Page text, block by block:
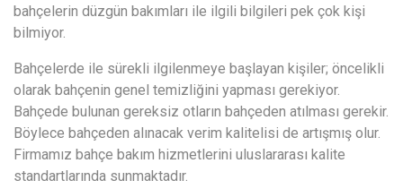
bahçelerin düzgün bakımları ile ilgili bilgileri pek çok kişi
bilmiyor.
Bahçelerde ile sürekli ilgilenmeye başlayan kişiler; öncelikli
olarak bahçenin genel temizliğini yapması gerekiyor.
Bahçede bulunan gereksiz otların bahçeden atılması gerekir.
Böylece bahçeden alınacak verim kalitelisi de artışmış olur.
Firmamız bahçe bakım hizmetlerini uluslararası kalite
standartlarında sunmaktadır.